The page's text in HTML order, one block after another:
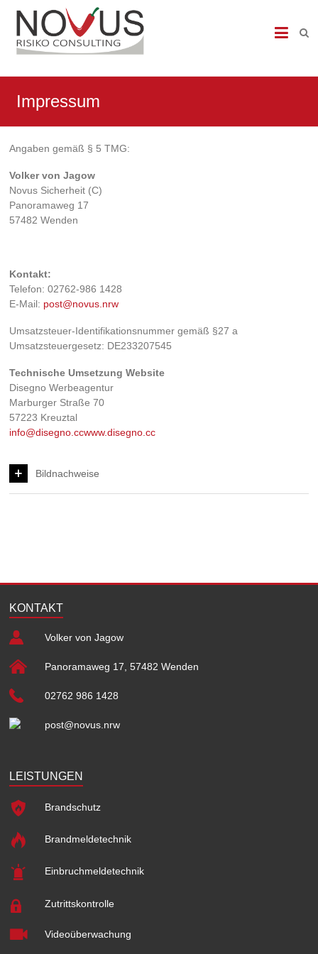
NOVUS
Risiko
Consulting
Datenschutzbeauftragter,
DS-
Brandmeldeanlagen,
Sicherheitstechnik,
Brandschutz,
Brandmeldetechnik,
Zutrittskontrolle,
Videoueberwachung
Impressum
Angaben gemäß § 5 TMG:
Volker von Jagow
Novus Sicherheit (C)
Panoramaweg 17
57482 Wenden
Kontakt:
Telefon: 02762-986 1428
E-Mail: post@novus.nrw
Umsatzsteuer-Identifikationsnummer gemäß §27 a
Umsatzsteuergesetz: DE233207545
Technische Umsetzung Website
Disegno Werbeagentur
Marburger Straße 70
57223 Kreuztal
info@disegno.ccwww.disegno.cc
Bildnachweise
Kathrin39 / Fotolia
Flaticon by Freepik
KONTAKT
Volker von Jagow
Panoramaweg 17, 57482 Wenden
02762 986 1428
post@novus.nrw
LEISTUNGEN
Brandschutz
Brandmeldetechnik
Einbruchmeldetechnik
Zutrittskontrolle
Videoüberwachung